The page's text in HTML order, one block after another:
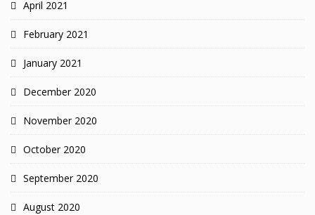
April 2021
February 2021
January 2021
December 2020
November 2020
October 2020
September 2020
August 2020